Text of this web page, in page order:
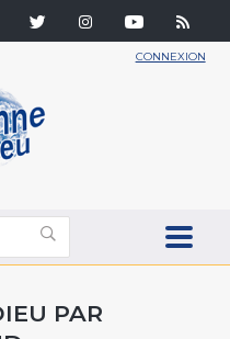
CONNEXION
PAR